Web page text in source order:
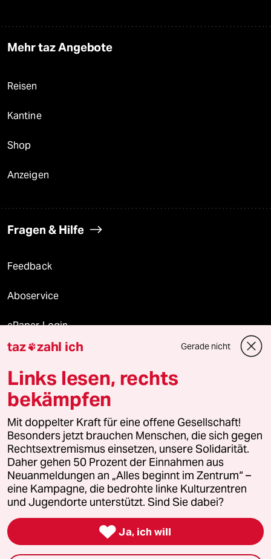
Mehr taz Angebote
Reisen
Kantine
Shop
Anzeigen
Fragen & Hilfe
Feedback
Aboservice
ePaper Login
Downloads für Abonnierende
© 2026 taz Verlags und Vertriebs GmbH
Alle Rechte vorbehalten. Bei rechtlichen Fragen oder für Genehmigungen
wenden Sie sich bitte an
lizenzen@taz.de
Feedback Redaktionsstatut Kommune-Richtlinien
Leitlinie Informant Datenschutz Impressum AGB
Seitenwende Einwilligungen widerrufen (Ads)
taz zahl ich Gerade nicht
Links lesen, rechts
bekämpfen
Mit doppelter Kraft für eine offene Gesellschaft!
Besonders jetzt brauchen Menschen, die sich gegen
Rechtsextremismus einsetzen, unsere Solidarität.
Daher gehen 50 Prozent der Einnahmen aus
Neuanmeldungen an „Alles beginnt im Zentrum“ –
eine Kampagne, die bedrohte linke Kulturzentren
und Jugendorte unterstützt. Sind Sie dabei?
 Ja, ich will